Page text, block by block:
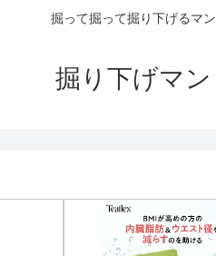
掘って掘って掘り下げるマン
掘り下げマン